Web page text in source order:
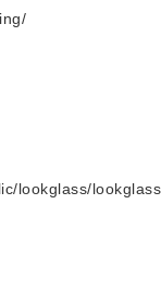
lookglass/